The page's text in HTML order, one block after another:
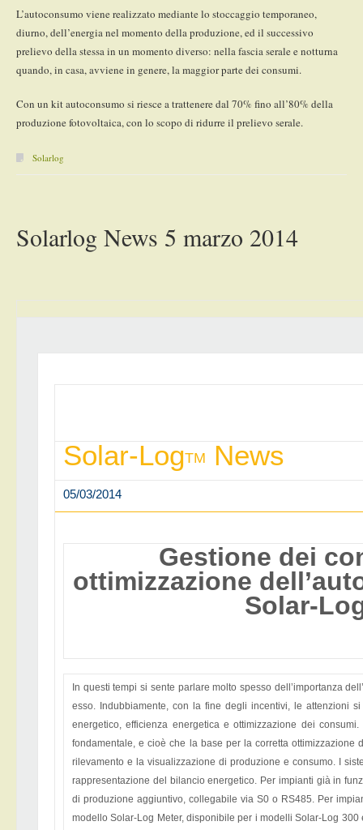
L’autoconsumo viene realizzato mediante lo stoccaggio temporaneo,
diurno, dell’energia nel momento della produzione, ed il successivo
prelievo della stessa in un momento diverso: nella fascia serale e notturna
quando, in casa, avviene in genere, la maggior parte dei consumi.
Con un kit autoconsumo si riesce a trattenere dal 70% fino all’80% della
produzione fotovoltaica, con lo scopo di ridurre il prelievo serale.
Solarlog
Solarlog News 5 marzo 2014
Solar-LogTM News
05/03/2014
Gestione dei
ottimizzazione
Solar-
In questi tempi si sente parlare molto spesso dell’importanza
esso. Indubbiamente, con la fine degli incentivi, le attenzioni
energetico, efficienza energetica e ottimizzazione dei
fondamentale, e cioè che la base per la corretta ottimizzazione
rilevamento e la visualizzazione di produzione e consumo. I
rappresentazione del bilancio energetico. Per impianti già in
di produzione aggiuntivo, collegabile via S0 o RS485. Per
modello Solar-Log Meter, disponibile per i modelli Solar-Log